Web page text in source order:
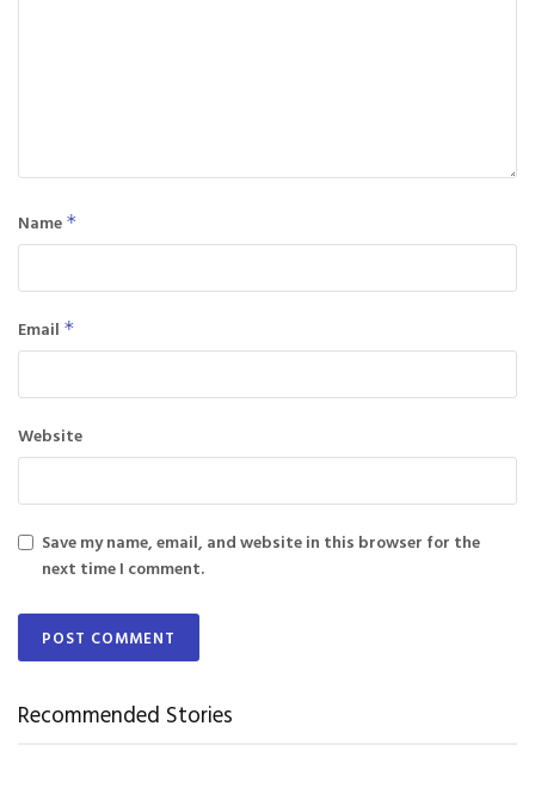
Name *
Email *
Website
Save my name, email, and website in this browser for the
next time I comment.
Recommended Stories